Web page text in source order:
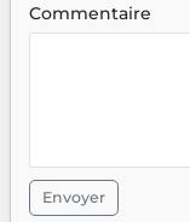
Commentaire
Envoyer